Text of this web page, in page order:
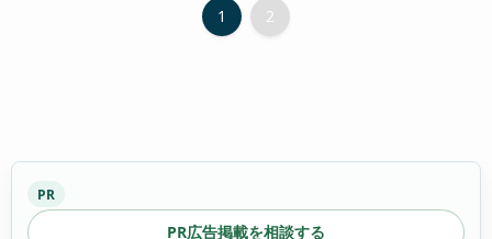
1 2
PR
PR広告掲載を相談する